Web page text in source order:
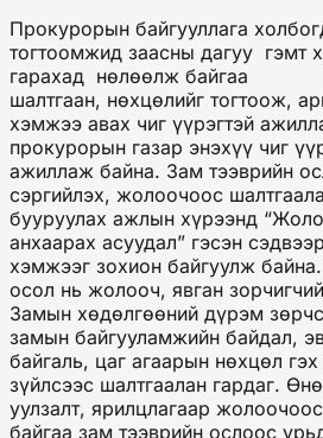
Прокурорын байгууллага
тогтоомжид заасны дагуу гэмт
гарахад нөлөөлж байгаа
шалтгаан, нөхцөлийг тогтоож,
хэмжээ авах чиг үүрэгтэй
прокурорын газар энэхүү чиг
ажиллаж байна. Зам тээврийн
сэргийлэх, жолоочоос
бууруулах ажлын хүрээнд
анхаарах асуудал” гэсэн
хэмжээг зохион байгуулж
осол нь жолооч, явган
Замын хөдөлгөөний дүрэм
замын байгууламжийн байдал,
байгаль, цаг агаарын нөхцөл
зүйлсээс шалтгаалан гардаг.
уулзалт, ярилцлагаар
байгаа зам тээврийн ослоос